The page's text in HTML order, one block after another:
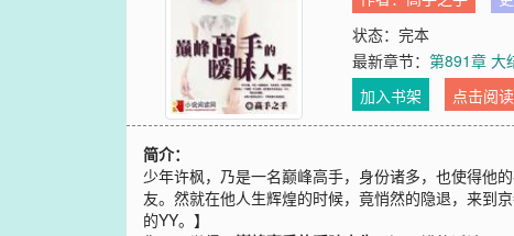
状态：完本
最新章节：第891章 大
加入书架
点击阅读
简介：
少年许枫，乃是一名巅峰高手，身份诸多，也使得他
友。然就在他人生辉煌的时候，竟悄然的隐退，来
的YY。】